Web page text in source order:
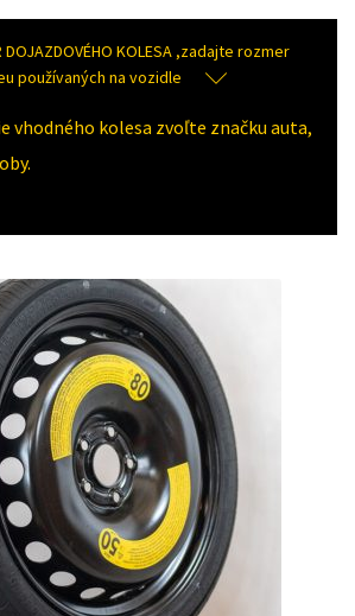
DOJAZDOVÉHO KOLESA ,zadajte rozmer
používaných na vozidle
vhodného kolesa zvoľte značku auta,